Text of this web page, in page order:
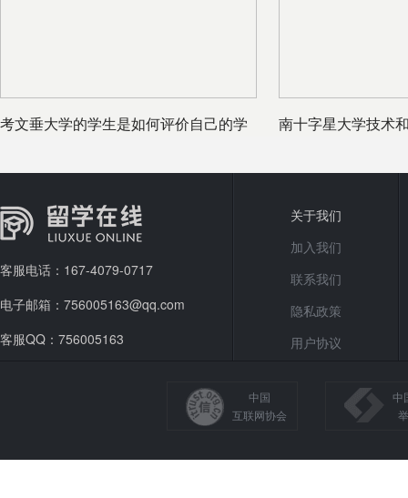
考文垂大学的学生是如何评价自己的学
南十字星大学技术
客服电话：167-4079-0717
电子邮箱：756005163@qq.com
客服QQ：756005163
关于我们
加入我们
联系我们
隐私政策
用户协议
中国
互联网协会
中